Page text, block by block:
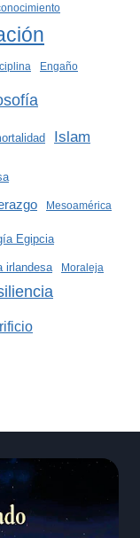
Engaño
Islam
Mesoamérica
Egipcia
irlandesa Moraleja